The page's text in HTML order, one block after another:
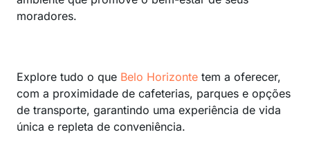
moradores.
Explore tudo o que Belo Horizonte tem a oferecer,
com a proximidade de cafeterias, parques e opções
de transporte, garantindo uma experiência de vida
única e repleta de conveniência.